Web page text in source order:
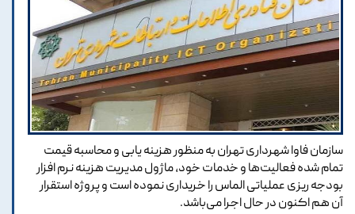
سازمان فاوا شهرداری تهران به منظور هزینه یابی و محاسبه قیمت
تمام شده فعالیت‌ها و خدمات خود، ماژول مدیریت هزینه نرم افزار
بودجه ریزی عملیاتی الماس را خریداری نموده است و پروژه استقرار
آن هم اکنون در حال اجرا می‌باشد.